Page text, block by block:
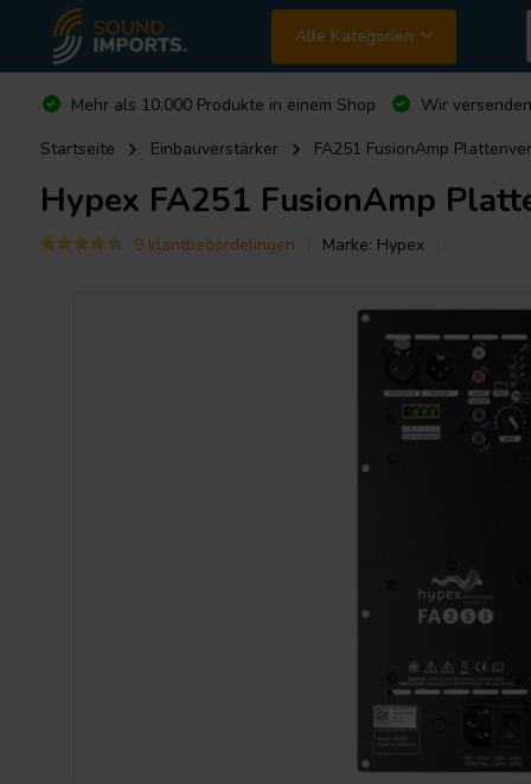
Alle Kategorien
Mehr als 10.000 Produkte in einem Shop Wir
Startseite
Einbauverstärker FA251 FusionAmp
Hypex FA251 FusionAmp
9 klantbeoordelingen Marke: Hypex